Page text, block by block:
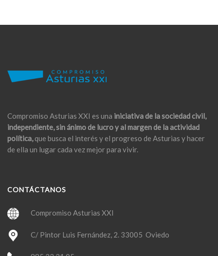
Compromiso Asturias XXI es una iniciativa de la sociedad civil,
independiente, sin ánimo de lucro y al margen de la actividad
política,que busca el interés y el progreso de Asturias y hacer
de ella un lugar cada vez mejor para vivir.
CONTÁCTANOS
Compromiso Asturias XXI
C/ Pintor Luis Fernández, 2. 33005 Oviedo